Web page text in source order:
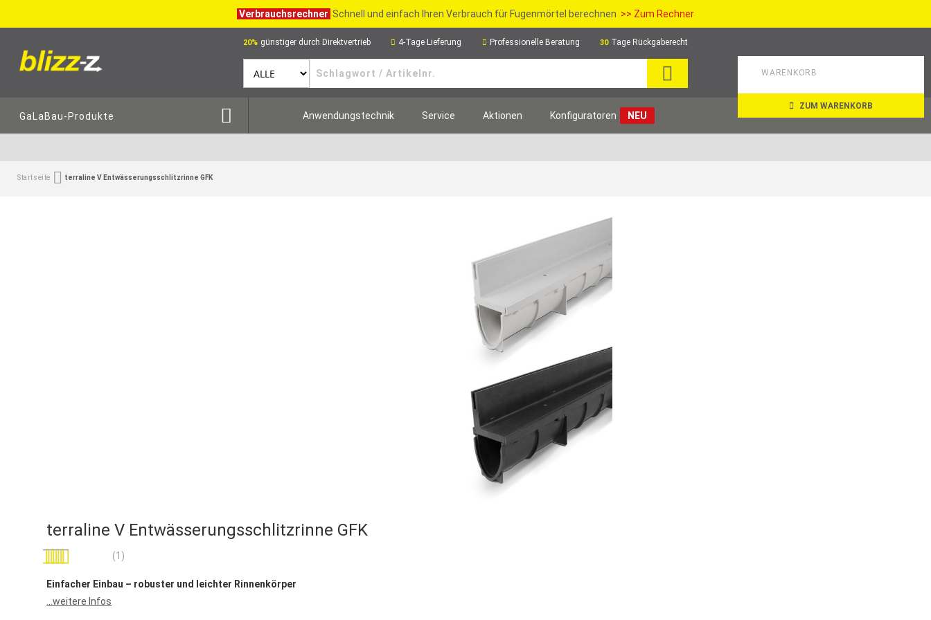
Verbrauchsrechner Schnell und einfach Ihren Verbrauch für Fugenmörtel berechnen >> Zum Rechner
20% günstiger durch Direktvertrieb 4-Tage Lieferung Professionelle Beratung 30 Tage Rückgaberecht
WARENKORB
ZUM WARENKORB
GaLaBau-Produkte Anwendungstechnik Service Aktionen Konfiguratoren NEU
Startseite terraline V Entwässerungsschlitzrinne GFK
terraline V Entwässerungsschlitzrinne GFK
Bewertung: (1)
Einfacher Einbau – robuster und leichter Rinnenkörper
...weitere Infos